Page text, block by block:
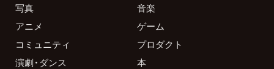
写真
音楽
アニメ
ゲーム
コミュニティ
プロダクト
演劇・ダンス
本